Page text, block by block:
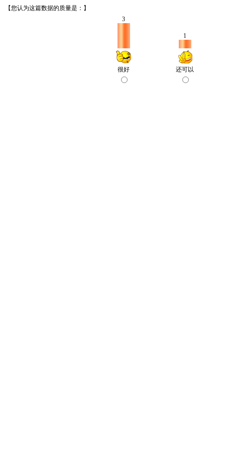
【您认为这篇数据的质量是：】
3
1
很好 还可以